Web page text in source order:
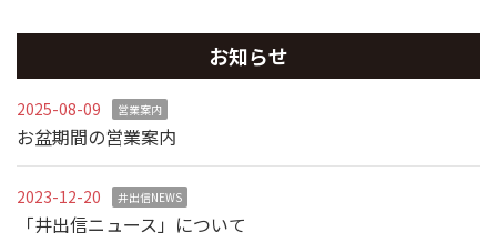
お知らせ
2025-08-09 営業案内
お盆期間の営業案内
2023-12-20 井出信NEWS
「井出信ニュース」について